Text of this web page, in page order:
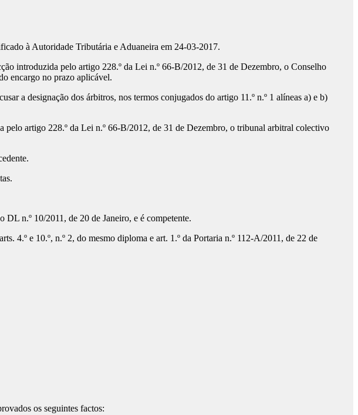
à Autoridade Tributária e Aduaneira em 24-03-2017.
introduzida pelo artigo 228.º da Lei n.º 66-B/2012, de 31 de Dezembro, o Conselho
encargo no prazo aplicável.
a designação dos árbitros, nos termos conjugados do artigo 11.º n.º 1 alíneas a) e b)
artigo 228.º da Lei n.º 66-B/2012, de 31 de Dezembro, o tribunal arbitral colectivo
DL n.º 10/2011, de 20 de Janeiro, e é competente.
4.º e 10.º, n.º 2, do mesmo diploma e art. 1.º da Portaria n.º 112-A/2011, de 22 de
os seguintes factos: